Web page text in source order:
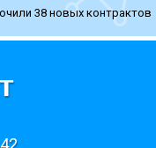
38 новых контрактов